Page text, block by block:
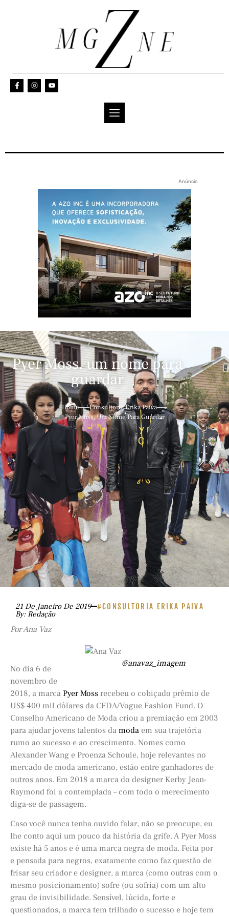
Anúncio
Pyer Moss, um nome para
guardar
Home
Consultoria Erika Paiva
Pyer Moss, Um Nome Para Guardar
21 De Janeiro De 2019 #CONSULTORIA ERIKA PAIVA
By: Redação
Por Ana Vaz
@anavaz_imagem
No dia 6 de
novembro de
2018, a marca Pyer Moss recebeu o cobiçado prêmio de
US$ 400 mil dólares da CFDA/Vogue Fashion Fund. O
Conselho Americano de Moda criou a premiação em 2003
para ajudar jovens talentos da moda em sua trajetória
rumo ao sucesso e ao crescimento. Nomes como
Alexander Wang e Proenza Schoule, hoje relevantes no
mercado de moda americano, estão entre ganhadores de
outros anos. Em 2018 a marca do designer Kerby Jean-
Raymond foi a contemplada – com todo o merecimento
diga-se de passagem.
Caso você nunca tenha ouvido falar, não se preocupe, eu
lhe conto aqui um pouco da história da grife. A Pyer Moss
existe há 5 anos e é uma marca negra de moda. Feita por
e pensada para negros, exatamente como faz questão de
frisar seu criador e designer, a marca (como outras com o
mesmo posicionamento) sofre (ou sofria) com um alto
grau de invisibilidade. Sensível, lúcida, forte e
questionados, a marca tem trilhado o sucesso e hoje tem